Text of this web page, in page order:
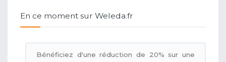
En ce moment sur Weleda.fr
Bénéficiez d'une réduction de 20% sur une